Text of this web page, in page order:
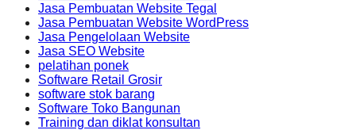
Jasa Pembuatan Website Tegal
Jasa Pembuatan Website WordPress
Jasa Pengelolaan Website
Jasa SEO Website
pelatihan ponek
Software Retail Grosir
software stok barang
Software Toko Bangunan
Training dan diklat konsultan